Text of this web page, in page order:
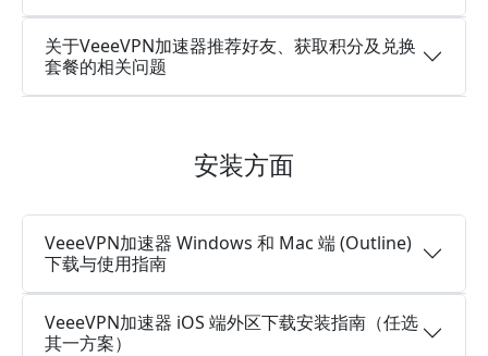
关于VeeeVPN加速器推荐好友、获取积分及兑换
套餐的相关问题
安装方面
VeeeVPN加速器 Windows 和 Mac 端 (Outline)
下载与使用指南
VeeeVPN加速器 iOS 端外区下载安装指南（任选
其一方案）